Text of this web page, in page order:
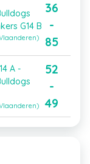
G14 B
36
-
85
A -
52
-
49